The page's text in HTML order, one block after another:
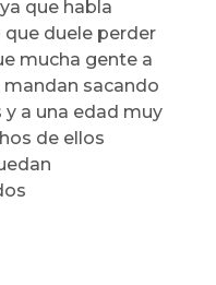
que habla
que duele perder
mucha gente a
mandan sacando
y a una edad muy
de ellos